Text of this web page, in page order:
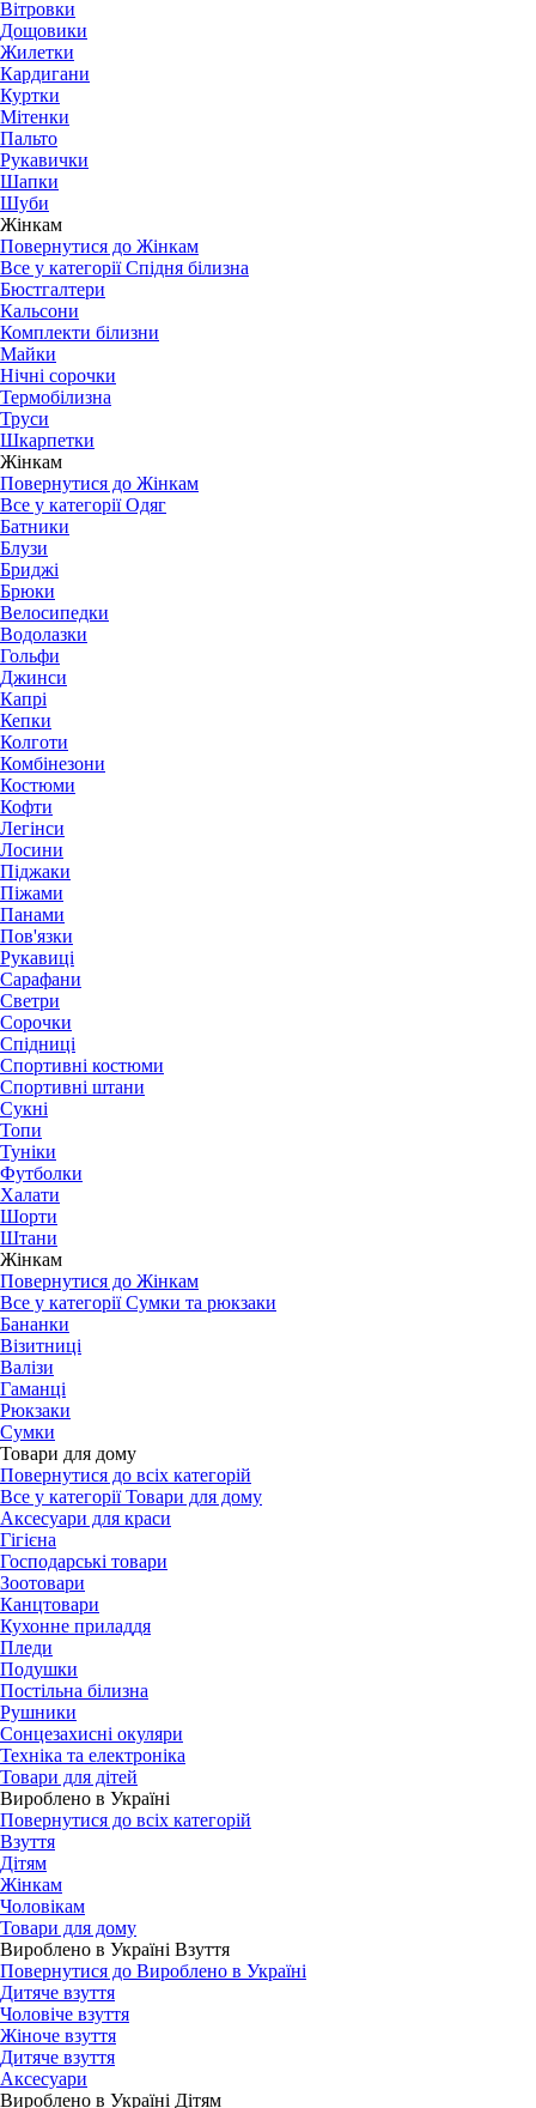
Вітровки
Дощовики
Жилетки
Кардигани
Куртки
Мітенки
Пальто
Рукавички
Шапки
Шуби
Жінкам
Повернутися до Жінкам
Все у категорії Спідня білизна
Бюстгалтери
Кальсони
Комплекти білизни
Майки
Нічні сорочки
Термобілизна
Труси
Шкарпетки
Жінкам
Повернутися до Жінкам
Все у категорії Одяг
Батники
Блузи
Бриджі
Брюки
Велосипедки
Водолазки
Гольфи
Джинси
Капрі
Кепки
Колготи
Комбінезони
Костюми
Кофти
Легінси
Лосини
Піджаки
Піжами
Панами
Пов'язки
Рукавиці
Сарафани
Светри
Сорочки
Спідниці
Спортивні костюми
Спортивні штани
Сукні
Топи
Туніки
Футболки
Халати
Шорти
Штани
Жінкам
Повернутися до Жінкам
Все у категорії Сумки та рюкзаки
Бананки
Візитниці
Валізи
Гаманці
Рюкзаки
Сумки
Товари для дому
Повернутися до всіх категорій
Все у категорії Товари для дому
Аксесуари для краси
Гігієна
Господарські товари
Зоотовари
Канцтовари
Кухонне приладдя
Пледи
Подушки
Постільна білизна
Рушники
Сонцезахисні окуляри
Техніка та електроніка
Товари для дітей
Вироблено в Україні
Повернутися до всіх категорій
Взуття
Дітям
Жінкам
Чоловікам
Товари для дому
Вироблено в Україні Взуття
Повернутися до Вироблено в Україні
Дитяче взуття
Чоловіче взуття
Жіноче взуття
Дитяче взуття
Аксесуари
Вироблено в Україні Дітям